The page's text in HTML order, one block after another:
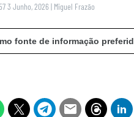
3 Junho, 2026 | Miguel Frazão
fonte de informação